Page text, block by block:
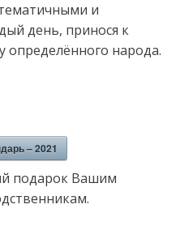
и
день, принося к
определённого народа.
– 2021
подарок Вашим